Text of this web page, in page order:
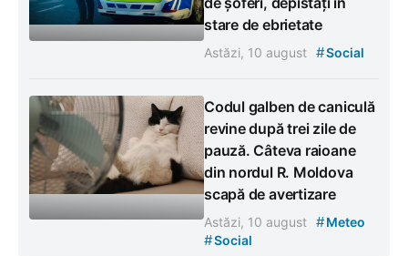
stare de ebrietate
Astăzi, 10 august #Social
Codul galben de caniculă
revine după trei zile de
pauză. Câteva raioane
din nordul R. Moldova
scapă de avertizare
Astăzi, 10 august #Meteo
#Social